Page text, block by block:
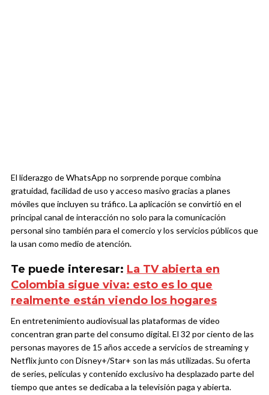
El liderazgo de WhatsApp no sorprende porque combina
gratuidad, facilidad de uso y acceso masivo gracias a planes
móviles que incluyen su tráfico. La aplicación se convirtió en el
principal canal de interacción no solo para la comunicación
personal sino también para el comercio y los servicios públicos que
la usan como medio de atención.
Te puede interesar: La TV abierta en
Colombia sigue viva: esto es lo que
realmente están viendo los hogares
En entretenimiento audiovisual las plataformas de video
concentran gran parte del consumo digital. El 32 por ciento de las
personas mayores de 15 años accede a servicios de streaming y
Netflix junto con Disney+/Star+ son las más utilizadas. Su oferta
de series, películas y contenido exclusivo ha desplazado parte del
tiempo que antes se dedicaba a la televisión paga y abierta.